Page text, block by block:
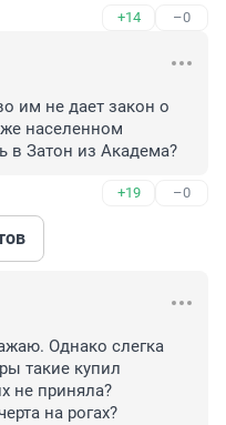
+14 –0
им не дает закон о
населенном
в Затон из Академа?
+19 –0
Однако слегка
такие купил
не приняла?
на рогах?